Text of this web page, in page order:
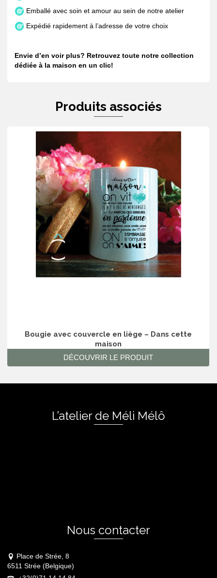
Emballé avec soin et amour au sein de notre atelier
Expédié rapidement à l’adresse de votre choix
Envie d’en voir plus? Retrouvez toute notre collection
dédiée à la maison en un clic!
Produits associés
Bougie avec couvercle en liège – Dans cette
maison
DÉCOUVRIR LE PRODUIT
L’atelier de Méli Mélô
Nous contacter
Place de Strée, 8
6511 Strée (Belgique)